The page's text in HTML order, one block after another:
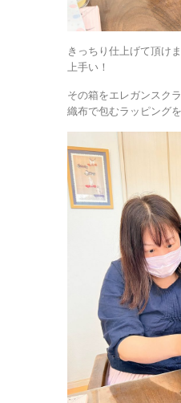
きっちり仕上げて頂け
上手い！
その箱をエレガンスク
織布で包むラッピングを